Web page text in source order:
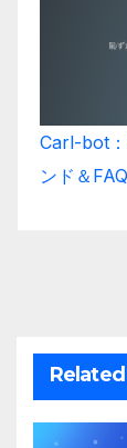
Carl-bot
ンド＆